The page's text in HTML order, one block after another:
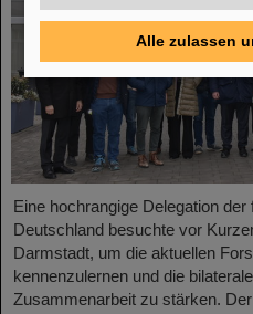
Eine hochrangige Delegation
Deutschland besuchte vor
Darmstadt, um die aktuellen
kennenzulernen und die
Zusammenarbeit zu stärken.
Alle zulassen